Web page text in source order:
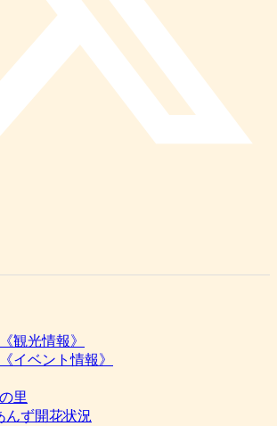
観光情報》
イベント情報》
里
んず開花状況